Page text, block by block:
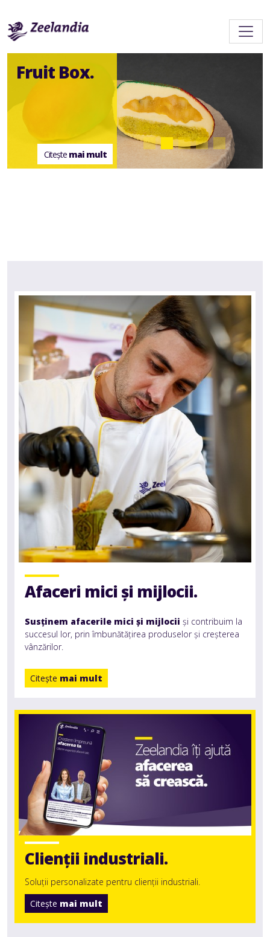
Fruit Box.
Citește mai mult
Chef
Citeștemai mult.
Afaceri mici și mijlocii.
Susținem afacerile mici și mijlocii și contribuim la
succesul lor, prin îmbunătățirea produselor și creșterea
vânzărilor.
Citeşte mai mult
Clienții industriali.
Soluții personalizate pentru clienții industriali.
Citeşte mai mult